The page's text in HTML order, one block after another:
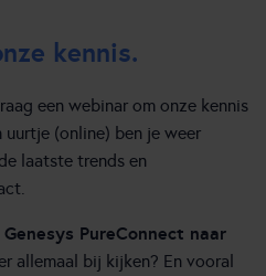
kennis.
een webinar om onze kennis
(online) ben je weer
laatste trends en
PureConnect naar
allemaal bij kijken? En vooral